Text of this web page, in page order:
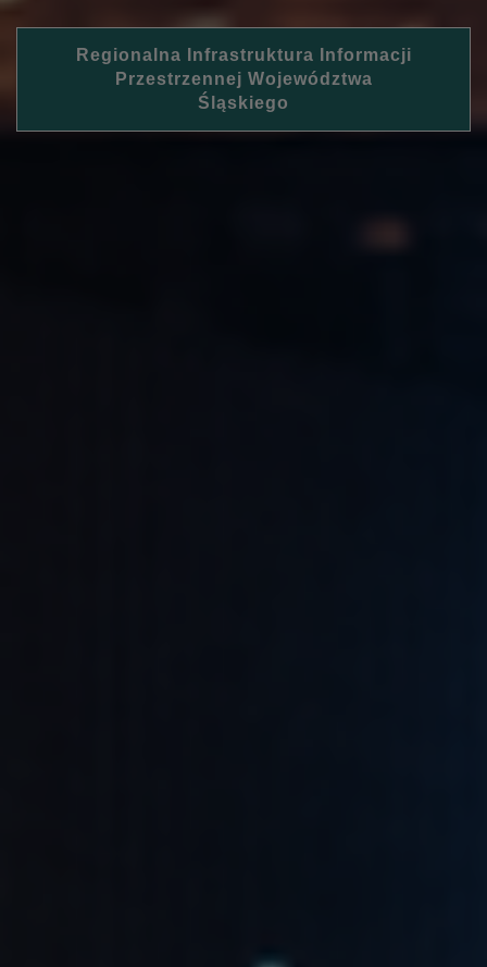
Regionalna Infrastruktura Informacji
Przestrzennej Województwa
Śląskiego